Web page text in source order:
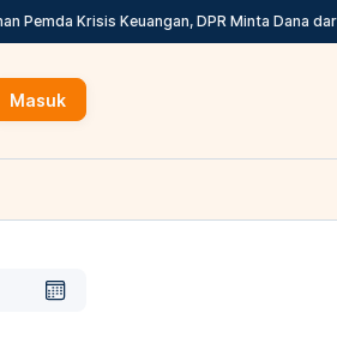
Pemda Krisis Keuangan, DPR Minta Dana dari
Masuk